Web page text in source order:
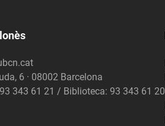
6 · 08002 Barcelona
343 61 21 / Biblioteca: 93 343 61 20